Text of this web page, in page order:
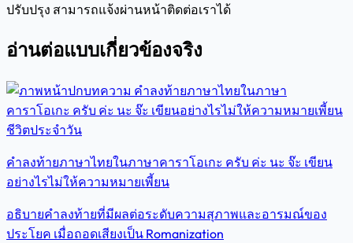
ปรับปรุง สามารถแจ้งผ่านหน้าติดต่อเราได้
อ่านต่อแบบเกี่ยวข้องจริง
ชีวิตประจำวัน
คำลงท้ายภาษาไทยในภาษาคาราโอเกะ ครับ ค่ะ นะ จ๊ะ เขียน
อย่างไรไม่ให้ความหมายเพี้ยน
อธิบายคำลงท้ายที่มีผลต่อระดับความสุภาพและอารมณ์ของ
ประโยค เมื่อถอดเสียงเป็น Romanization